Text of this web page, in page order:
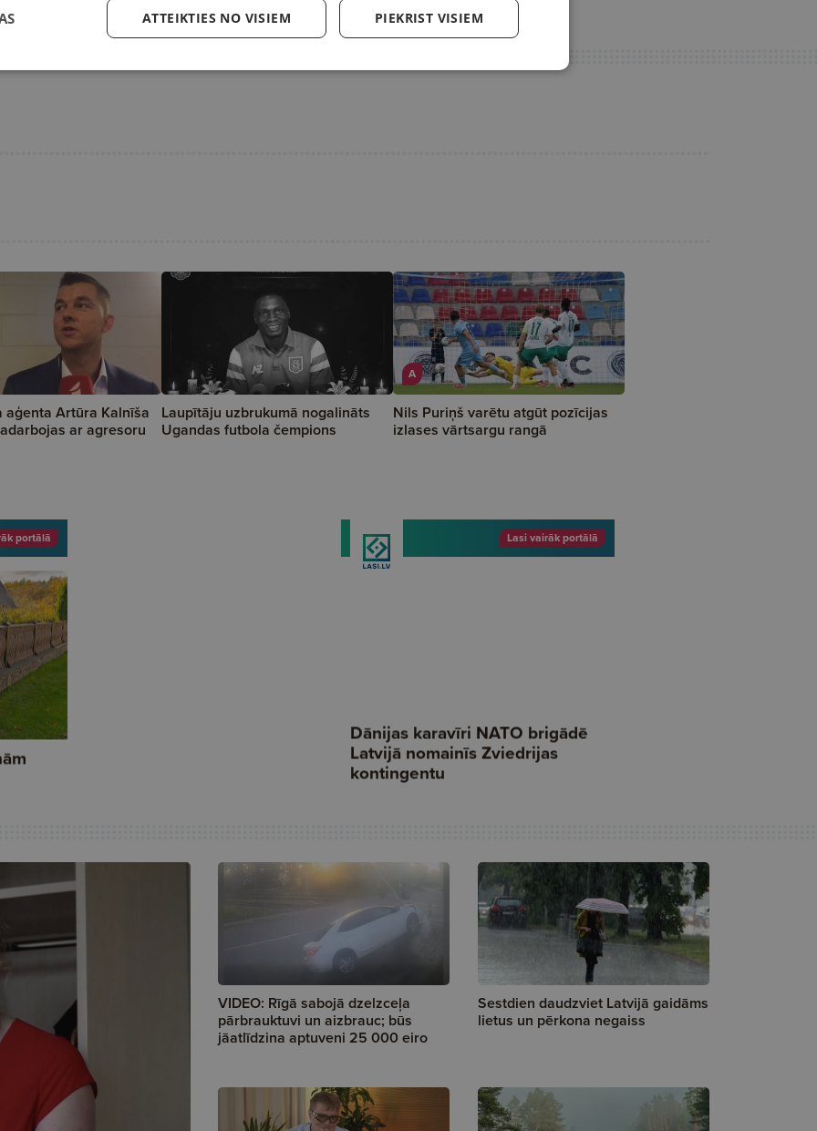
aģenta Artūra Kalnīša
ar agresoru
Laupītāju uzbrukumā nogalināts
Ugandas futbola čempions
A
Nils Puriņš varētu atgūt pozīcijas
izlases vārtsargu rangā
VIDEO: Rīgā sabojā dzelzceļa
pārbrauktuvi un aizbrauc; būs
jāatlīdzina aptuveni 25 000 eiro
Sestdien daudzviet Latvijā gaidāms
lietus un pērkona negaiss
PIEKRIST VISIEM
ATTEIKTIES NO VISIEM